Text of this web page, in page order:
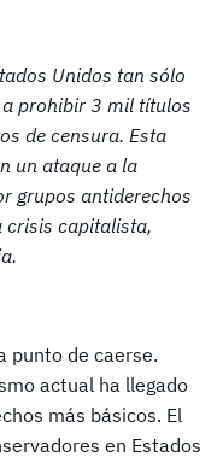
Unidos tan sólo
prohibir 3 mil títulos
de censura. Esta
un ataque a la
grupos antiderechos
crisis capitalista,
punto de caerse.
actual ha llegado
más básicos. El
en Estados